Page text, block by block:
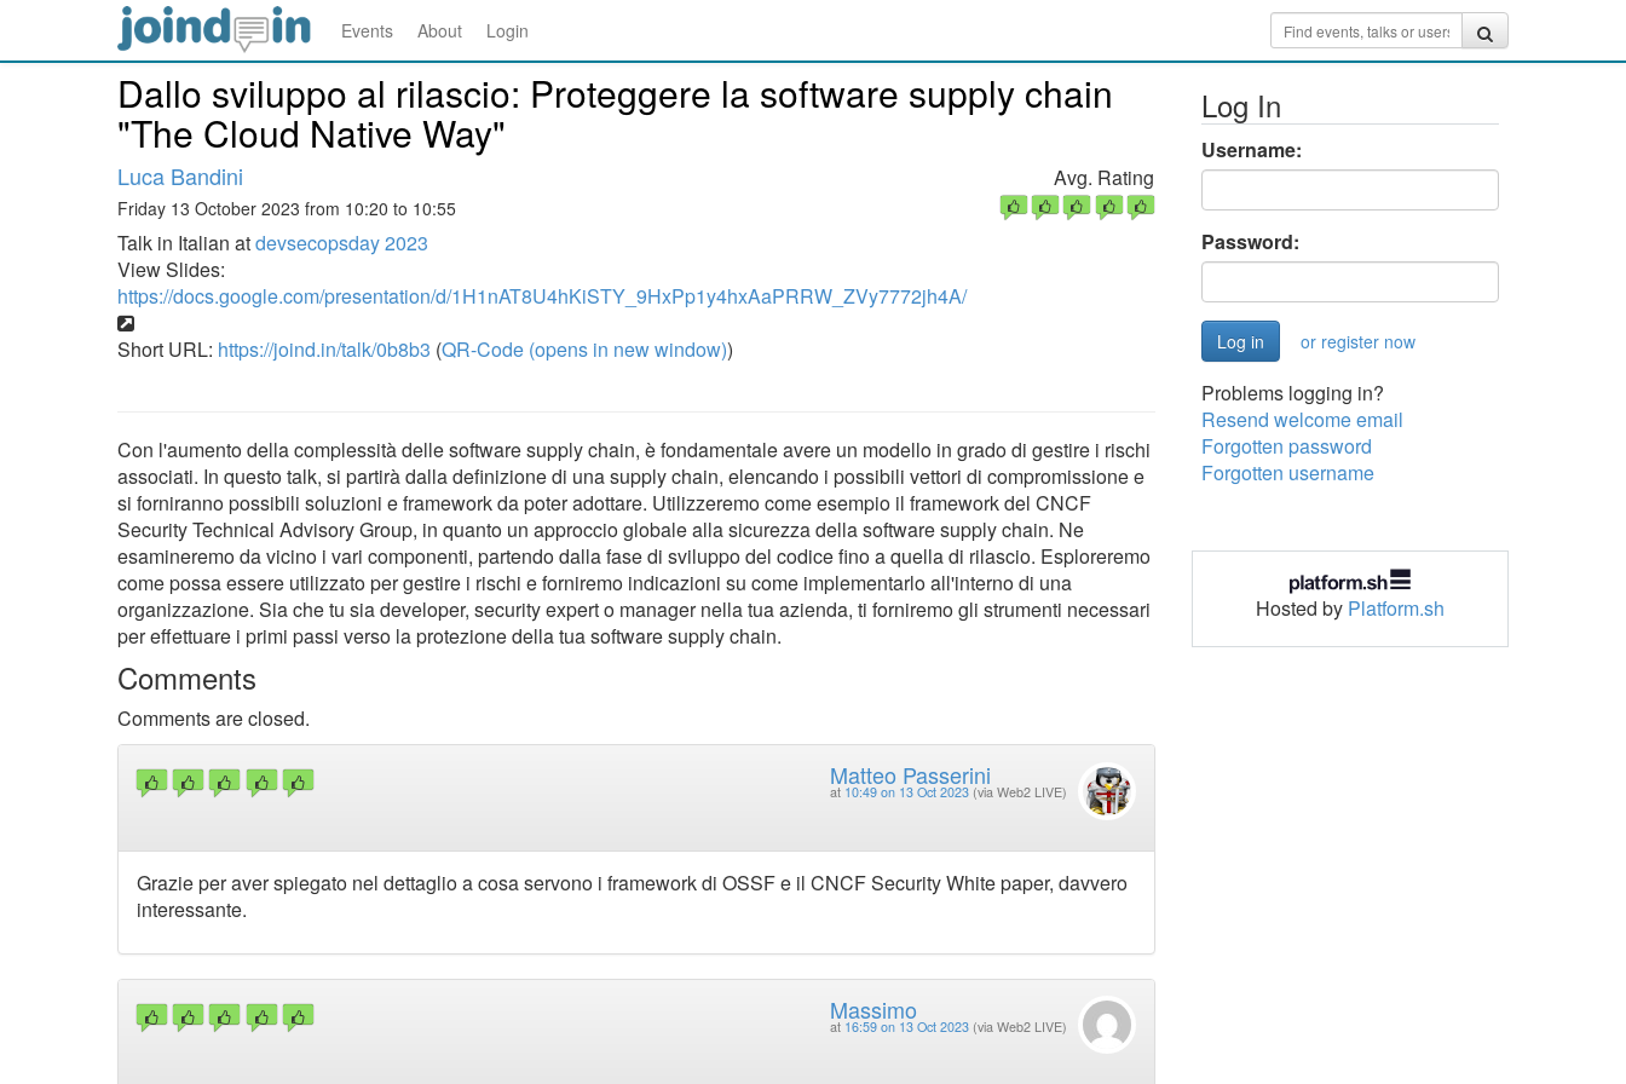
Events About Login
Dallo sviluppo al rilascio: Proteggere la software supply chain
"The Cloud Native Way"
Luca Bandini
Friday 13 October 2023 from 10:20 to 10:55
Talk in Italian atdevsecopsday 2023
View Slides:
https://docs.google.com/presentation/d/1H1nAT8U4hKiSTY_9HxPp1y4hxAaPRRW_ZVy7772jh4A/
Short URL: https://joind.in/talk/0b8b3 (QR-Code (opens in new window))
Avg. Rating
Con l'aumento della complessità delle software supply chain, è fondamentale avere un modello in grado di gestire i rischi
associati. In questo talk, si partirà dalla definizione di una supply chain, elencando i possibili vettori di compromissione e
si forniranno possibili soluzioni e framework da poter adottare. Utilizzeremo come esempio il framework del CNCF
Security Technical Advisory Group, in quanto un approccio globale alla sicurezza della software supply chain. Ne
esamineremo da vicino i vari componenti, partendo dalla fase di sviluppo del codice fino a quella di rilascio. Esploreremo
come possa essere utilizzato per gestire i rischi e forniremo indicazioni su come implementarlo all'interno di una
organizzazione. Sia che tu sia developer, security expert o manager nella tua azienda, ti forniremo gli strumenti necessari
per effettuare i primi passi verso la protezione della tua software supply chain.
Comments
Comments are closed.
Matteo Passerini
at 10:49 on 13 Oct 2023 (via Web2 LIVE)
Grazie per aver spiegato nel dettaglio a cosa servono i framework di OSSF e il CNCF Security White paper, davvero
interessante.
Massimo
at 16:59 on 13 Oct 2023 (via Web2 LIVE)
Log In
Username:
Password:
or register now
Problems logging in?
Resend welcome email
Forgotten password
Forgotten username
Hosted by Platform.sh